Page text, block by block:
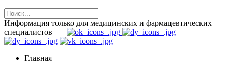
Информация только для медицинских и фармацевтических
специалистов
Главная